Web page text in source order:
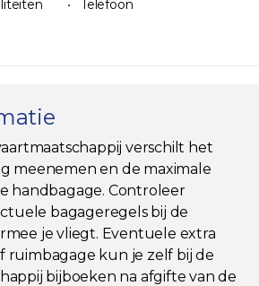
Telefoon
verschilt het
meenemen en de maximale
handbagage. Controleer
bagageregels bij de
je vliegt. Eventuele extra
ruimbagage kun je zelf bij de
bijboeken na afgifte van de